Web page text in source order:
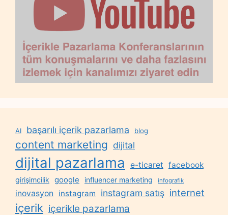
AI başarılı içerik pazarlama blog
content marketing dijital
dijital pazarlama e-ticaret facebook
girişimcilik google influencer marketing infografik
inovasyon instagram instagram satış internet
içerik içerikle pazarlama